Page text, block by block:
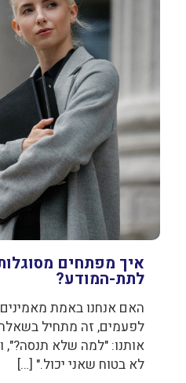
איך מפתחים
לתת-המודע?
האם אנחנו באמת
לפעמים, זה מתחיל
אותנו: "למה שלא תנסה?",
לא בטוח שאני יכול." […]